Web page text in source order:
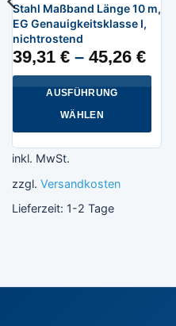
Stahl Maßband Länge 10 m,
EG Genauigkeitsklasse I,
nichtrostend
39,31 €– 45,26 €
AUSFÜHRUNG
WÄHLEN
Produkt
mehrere
Varianten
auf
inkl. MwSt.
zzgl. Versandkosten
Lieferzeit: 1-2 Tage